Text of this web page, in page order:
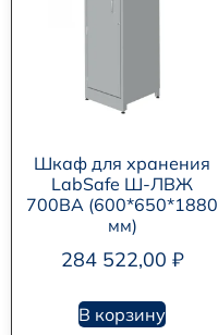
Шкаф для хранения
LabSafe Ш-ЛВЖ
700ВА (600*650*1880
мм)
284 522,00 ₽
В корзину